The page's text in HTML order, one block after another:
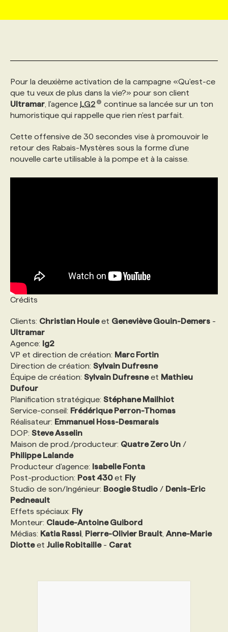
AFFAIRES DE L'INDUSTRIE
INITIATIVES NUMÉRIQUES
TENDANCES
WEB & MÉDIAS SOCIAUX
MARKETING DURABLE
ÉVÉNEMENTIEL
INFOLETTRE PUBLICITÉ
ANNONCEZ AVEC NOUS
CONSULTER LA CVTHÈQUE
PROFIL ENTREPRISE
ANNONCEZ AVEC NOUS
VOIR LES OFFRES
PROFIL CANDIDAT
FAQ
ANNONCEZ AVEC NOUS
NOS FORMATIONS EN LIGNE
NOS PARCOURS DE FORMATIONS
NOS FORMATEUR‧RICES
FAQ
ANNONCEZ AVEC NOUS
CHASSE DE TÊTE
SERVICE DE CHASSE DE TÊTE
NOS EXPERTISES
Pour la deuxième activation de la campagne «Qu'est-ce
que tu veux de plus dans la vie?» pour son client
Ultramar , l'agence LG2
continue sa lancée sur un ton
humoristique qui rappelle que rien n'est parfait.
Cette offensive de 30 secondes vise à promouvoir le
retour des Rabais-Mystères sous la forme d’une
nouvelle carte utilisable à la pompe et à la caisse.
Crédits
Clients: Christian Houleet Geneviève Gouin-Demers -
Ultramar
Agence: lg2
VP et direction de création: Marc Fortin
Direction de création: Sylvain Dufresne
Équipe de création: Sylvain Dufresneet Mathieu
Dufour
Planification stratégique: Stéphane Mailhiot
Service-conseil: Frédérique Perron-Thomas
Réalisateur: Emmanuel Hoss-Desmarais
DOP: Steve Asselin
Maison de prod./producteur: Quatre Zero Un /
Philippe Lalande
Producteur d'agence: Isabelle Fonta
Post-production: Post 430et Fly
Studio de son/Ingénieur: Boogie Studio / Denis-Eric
Pedneault
Effets spéciaux: Fly
Monteur: Claude-Antoine Guibord
Médias: Katia Rassi Pierre-Olivier Brault Anne-Marie
Diotteet Julie Robitaille- Carat